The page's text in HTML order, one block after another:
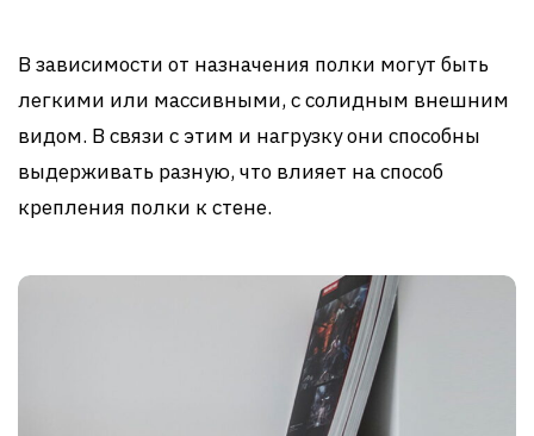
В зависимости от назначения полки могут быть
легкими или массивными, с солидным внешним
видом. В связи с этим и нагрузку они способны
выдерживать разную, что влияет на способ
крепления полки к стене.